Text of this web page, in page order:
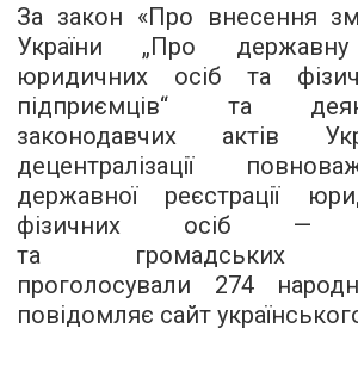
За закон «Про внесення
України „Про державну
юридичних осіб та
підприємців“ та
законодавчих актів
децентралізації
державної реєстрації
фізичних осіб —
та громадських
проголосували 274
повідомляє сайт